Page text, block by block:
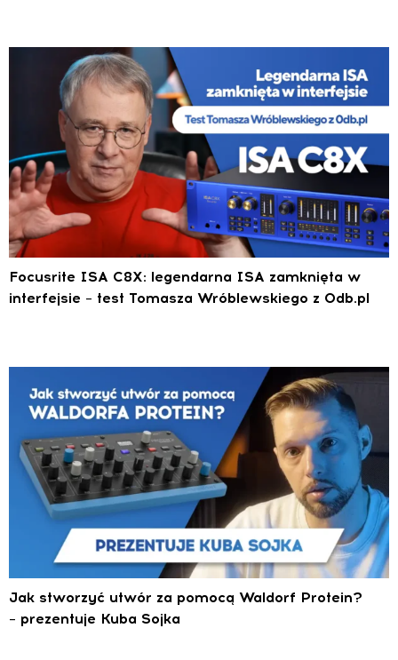
Focusrite ISA C8X: legendarna ISA zamknięta w
interfejsie – test Tomasza Wróblewskiego z 0db.pl
Jak stworzyć utwór za pomocą Waldorf Protein?
– prezentuje Kuba Sojka